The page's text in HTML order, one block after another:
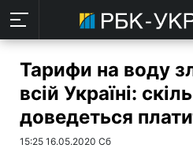
Тарифи на воду
всій Україні:
доведеться
15:25 16.05.2020 Сб